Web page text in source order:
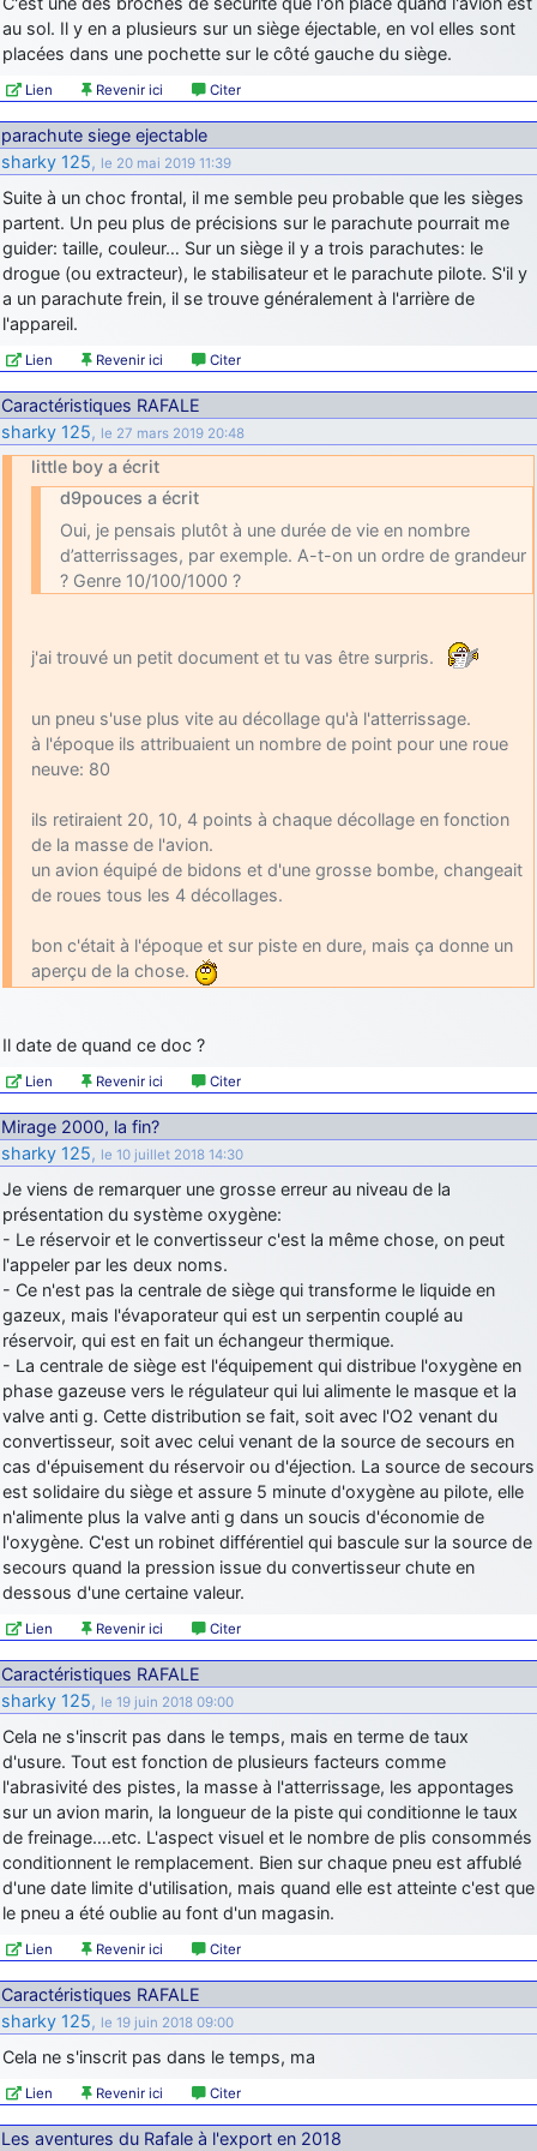
d9pouces: cette fois, c'est le Brésil et Singapour qui mettent le site
par terre
jericho : Ah ben je peux te confirmer que j'étais resté dans le filtre…
d9pouces: Désolé ! Mon filtrage a été un peu trop violent
manifestement
tout voir
au sol. Il y en a plusieurs sur un siège éjectable, en vol elles sont
placées dans une pochette sur le côté gauche du siège.
Lien Revenir ici Citer
parachute siege ejectable
sharky 125, le 20 mai 2019 11:39
Suite à un choc frontal, il me semble peu probable que les sièges
partent. Un peu plus de précisions sur le parachute pourrait me
guider: taille, couleur… Sur un siège il y a trois parachutes: le
drogue (ou extracteur), le stabilisateur et le parachute pilote. S'il y
a un parachute frein, il se trouve généralement à l'arrière de
l'appareil.
Lien Revenir ici Citer
Caractéristiques RAFALE
sharky 125, le 27 mars 2019 20:48
little boy a écrit
d9pouces a écrit
Oui, je pensais plutôt à une durée de vie en nombre
d’atterrissages, par exemple. A-t-on un ordre de grandeur
? Genre 10/100/1000 ?
j'ai trouvé un petit document et tu vas être surpris.
un pneu s'use plus vite au décollage qu'à l'atterrissage.
à l'époque ils attribuaient un nombre de point pour une roue
neuve: 80
ils retiraient 20, 10, 4 points à chaque décollage en fonction
de la masse de l'avion.
un avion équipé de bidons et d'une grosse bombe, changeait
de roues tous les 4 décollages.
bon c'était à l'époque et sur piste en dure, mais ça donne un
aperçu de la chose.
Il date de quand ce doc ?
Lien Revenir ici Citer
Mirage 2000, la fin?
sharky 125, le 10 juillet 2018 14:30
Je viens de remarquer une grosse erreur au niveau de la
présentation du système oxygène:
- Le réservoir et le convertisseur c'est la même chose, on peut
l'appeler par les deux noms.
- Ce n'est pas la centrale de siège qui transforme le liquide en
gazeux, mais l'évaporateur qui est un serpentin couplé au
réservoir, qui est en fait un échangeur thermique.
- La centrale de siège est l'équipement qui distribue l'oxygène en
phase gazeuse vers le régulateur qui lui alimente le masque et la
valve anti g. Cette distribution se fait, soit avec l'O2 venant du
convertisseur, soit avec celui venant de la source de secours en
cas d'épuisement du réservoir ou d'éjection. La source de secours
est solidaire du siège et assure 5 minute d'oxygène au pilote, elle
n'alimente plus la valve anti g dans un soucis d'économie de
l'oxygène. C'est un robinet différentiel qui bascule sur la source de
secours quand la pression issue du convertisseur chute en
dessous d'une certaine valeur.
Lien Revenir ici Citer
Caractéristiques RAFALE
sharky 125, le 19 juin 2018 09:00
Cela ne s'inscrit pas dans le temps, mais en terme de taux
d'usure. Tout est fonction de plusieurs facteurs comme
l'abrasivité des pistes, la masse à l'atterrissage, les appontages
sur un avion marin, la longueur de la piste qui conditionne le taux
de freinage….etc. L'aspect visuel et le nombre de plis consommés
conditionnent le remplacement. Bien sur chaque pneu est affublé
d'une date limite d'utilisation, mais quand elle est atteinte c'est que
le pneu a été oublie au font d'un magasin.
Lien Revenir ici Citer
Caractéristiques RAFALE
sharky 125, le 19 juin 2018 09:00
Cela ne s'inscrit pas dans le temps, ma
Lien Revenir ici Citer
Les aventures du Rafale à l'export en 2018